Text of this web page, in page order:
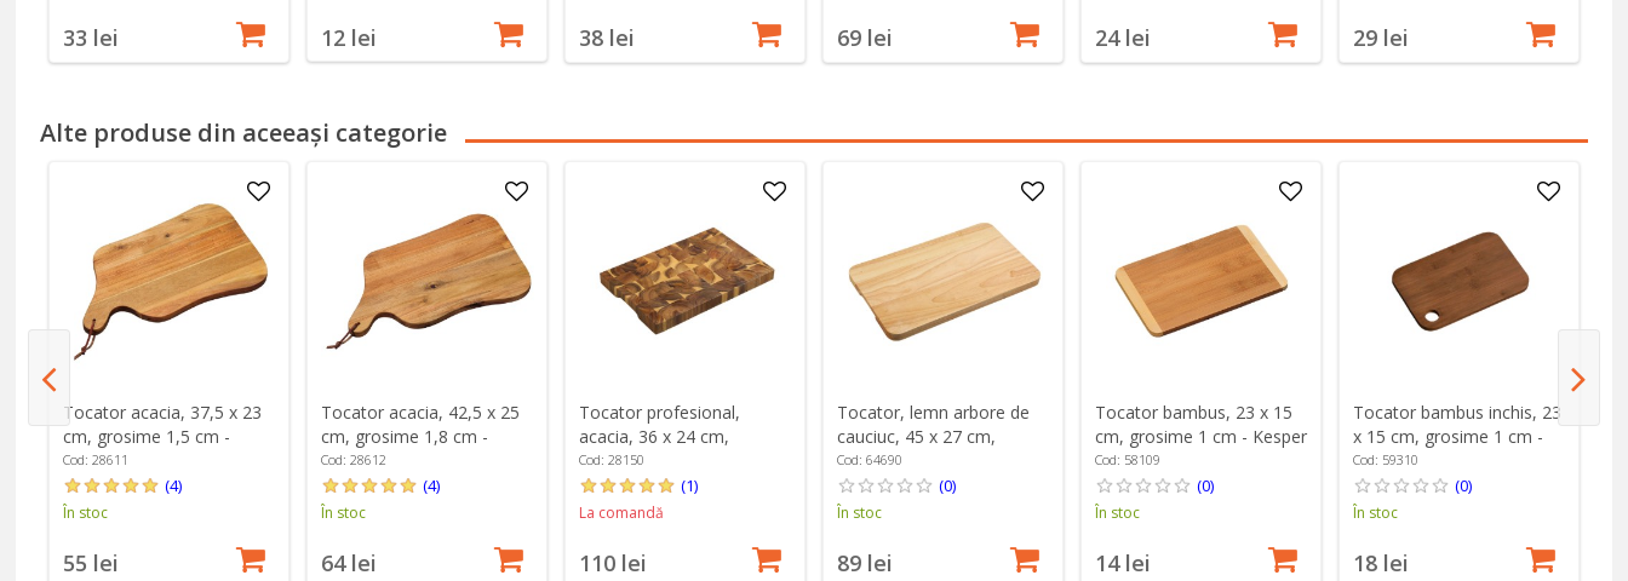
33 lei 12 lei 38 lei 69 lei 24 lei 29 lei
Alte produse din aceeași categorie
Tocator acacia, 37,5 x 23
cm, grosime 1,5 cm -
Kesper
Cod: 28611
(4)
În stoc
55 lei
Tocator acacia, 42,5 x 25
cm, grosime 1,8 cm -
Kesper
Cod: 28612
(4)
În stoc
64 lei
Tocator profesional,
acacia, 36 x 24 cm,
grosime 3 cm - Kesper
Cod: 28150
(1)
La comandă
110 lei
Tocator, lemn arbore de
cauciuc, 45 x 27 cm,
grosime 2,5 cm - Kesper
Cod: 64690
(0)
În stoc
89 lei
Tocator bambus, 23 x 15
cm, grosime 1 cm - Kesper
Cod: 58109
(0)
În stoc
14 lei
Tocator bambus inchis, 23
x 15 cm, grosime 1 cm -
Kesper
Cod: 59310
(0)
În stoc
18 lei